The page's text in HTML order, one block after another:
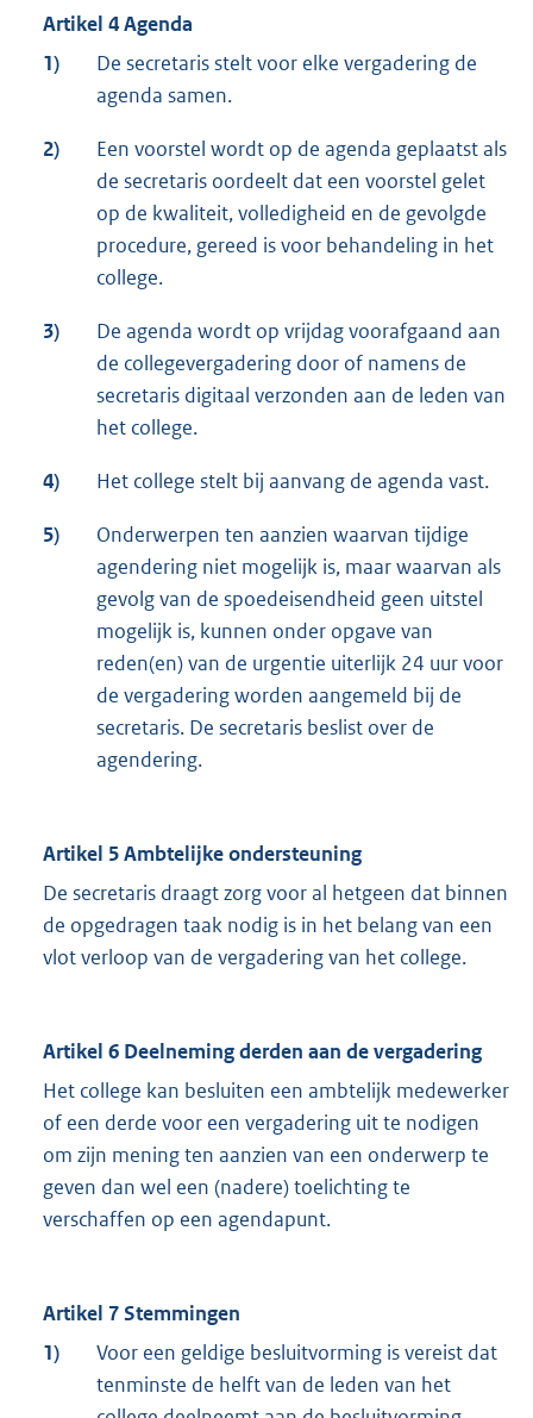
Artikel 4 Agenda
1)
De secretaris stelt voor elke vergadering de
agenda samen.
2)
Een voorstel wordt op de agenda geplaatst als
de secretaris oordeelt dat een voorstel gelet
op de kwaliteit, volledigheid en de gevolgde
procedure, gereed is voor behandeling in het
college.
3)
De agenda wordt op vrijdag voorafgaand aan
de collegevergadering door of namens de
secretaris digitaal verzonden aan de leden van
het college.
4) Het college stelt bij aanvang de agenda vast.
5)
Onderwerpen ten aanzien waarvan tijdige
agendering niet mogelijk is, maar waarvan als
gevolg van de spoedeisendheid geen uitstel
mogelijk is, kunnen onder opgave van
reden(en) van de urgentie uiterlijk 24 uur voor
de vergadering worden aangemeld bij de
secretaris. De secretaris beslist over de
agendering.
Artikel 5 Ambtelijke ondersteuning
De secretaris draagt zorg voor al hetgeen dat binnen
de opgedragen taak nodig is in het belang van een
vlot verloop van de vergadering van het college.
Artikel 6 Deelneming derden aan de vergadering
Het college kan besluiten een ambtelijk medewerker
of een derde voor een vergadering uit te nodigen
om zijn mening ten aanzien van een onderwerp te
geven dan wel een (nadere) toelichting te
verschaffen op een agendapunt.
Artikel 7 Stemmingen
1)
Voor een geldige besluitvorming is vereist dat
tenminste de helft van de leden van het